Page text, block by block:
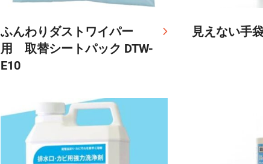
ふんわりダストワイパー
用 取替シートパック DTW-
E10
見えない手